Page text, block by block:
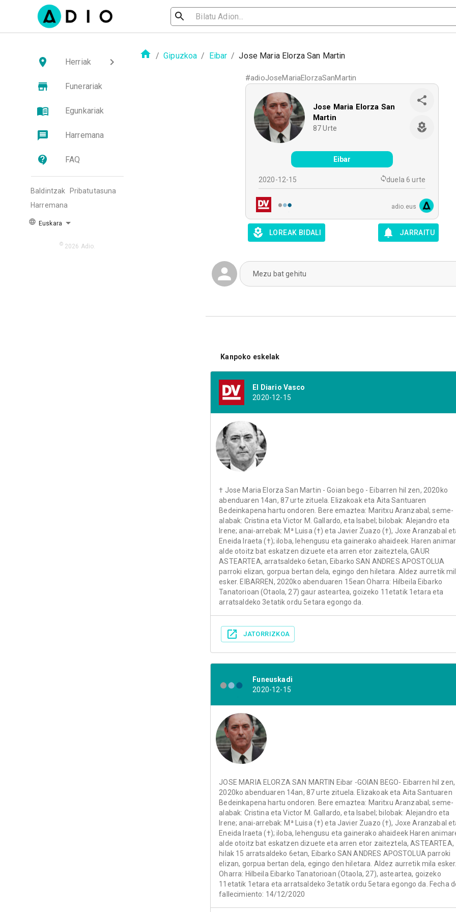
Herriak
Funerariak
Egunkariak
Harremana
FAQ
Baldintzak
Pribatutasuna
Harremana
Euskara
© 2026 Adio.
/ Gipuzkoa / Eibar / Jose Maria Elorza San Martin
#adioJoseMariaElorzaSanMartin
Jose Maria Elorza San
Martin
87 Urte
Eibar
2020-12-15 duela 6 urte
adio.eus
LOREAK BIDALI JARRAITU
Mezu bat gehitu
Kanpoko eskelak
El Diario Vasco
2020-12-15
† Jose Maria Elorza San Martin - Goian bego - Eibarren hil zen, 2020ko
abenduaren 14an, 87 urte zituela. Elizakoak eta Aita Santuaren
Bedeinkapena hartu ondoren. Bere emaztea: Maritxu Aranzabal; seme-
alabak: Cristina eta Victor M. Gallardo, eta Isabel; bilobak: Alejandro eta
Irene; anai-arrebak: Mª Luisa (†) eta Javier Zuazo (†), Joxe Aranzabal
Eneida Iraeta (†); iloba, lehengusu eta gainerako ahaideek. Haren
alde otoitz bat eskatzen dizuete eta arren etor zaiteztela, GAUR
ASTEARTEA, arratsaldeko 6etan, Eibarko SAN ANDRES APOSTOLUA
parroki elizan, gorpua bertan dela, egingo den hiletara. Aldez aurretik
esker. EIBARREN, 2020ko abenduaren 15ean Oharra: Hilbeila Eibarko
Tanatorioan (Otaola, 27) gaur asteartea, goizeko 11etatik 1etara eta
arratsaldeko 3etatik ordu 5etara egongo da.
JATORRIZKOA
Funeuskadi
2020-12-15
JOSE MARIA ELORZA SAN MARTIN Eibar -GOIAN BEGO- Eibarren hil zen,
2020ko abenduaren 14an, 87 urte zituela. Elizakoak eta Aita Santuaren
Bedeinkapena hartu ondoren. Bere emaztea: Maritxu Aranzabal; seme-
alabak: Cristina eta Victor M. Gallardo, eta Isabel; bilobak: Alejandro eta
Irene; anai-arrebak: Mª Luisa (†) eta Javier Zuazo (†), Joxe Aranzabal
Eneida Iraeta (†); iloba, lehengusu eta gainerako ahaideek Haren
alde otoitz bat eskatzen dizuete eta arren etor zaiteztela, ASTEARTEA,
hilak 15 arratsaldeko 6etan, Eibarko SAN ANDRES APOSTOLUA parroki
elizan, gorpua bertan dela, egingo den hiletara. Aldez aurretik mila esker.
Oharra: Hilbeila Eibarko Tanatorioan (Otaola, 27), asteartea, goizeko
11etatik 1etara eta arratsaldeko 3etatik ordu 5etara egongo da. Fecha
fallecimiento: 14/12/2020